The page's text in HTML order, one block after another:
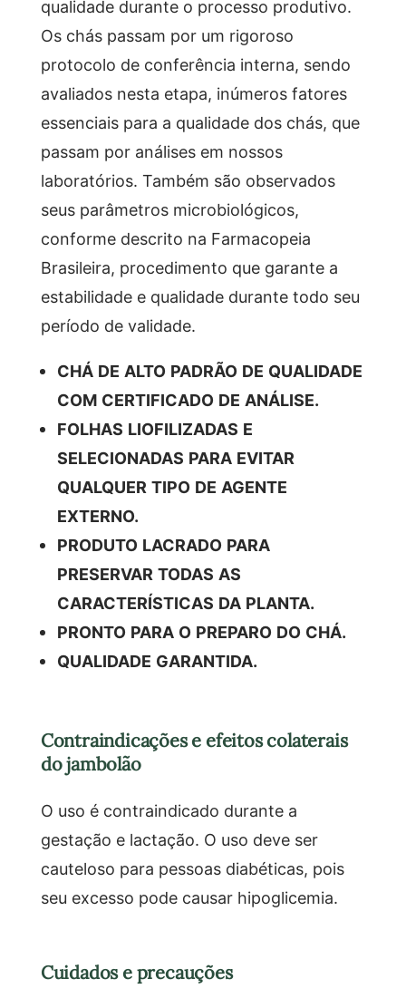
qualidade durante o processo produtivo.
Os chás passam por um rigoroso
protocolo de conferência interna, sendo
avaliados nesta etapa, inúmeros fatores
essenciais para a qualidade dos chás, que
passam por análises em nossos
laboratórios. Também são observados
seus parâmetros microbiológicos,
conforme descrito na Farmacopeia
Brasileira, procedimento que garante a
estabilidade e qualidade durante todo seu
período de validade.
CHÁ DE ALTO PADRÃO DE QUALIDADE
COM CERTIFICADO DE ANÁLISE.
FOLHAS LIOFILIZADAS E
SELECIONADAS PARA EVITAR
QUALQUER TIPO DE AGENTE
EXTERNO.
PRODUTO LACRADO PARA
PRESERVAR TODAS AS
CARACTERÍSTICAS DA PLANTA.
PRONTO PARA O PREPARO DO CHÁ.
QUALIDADE GARANTIDA.
Contraindicações e efeitos colaterais
do jambolão
O uso é contraindicado durante a
gestação e lactação. O uso deve ser
cauteloso para pessoas diabéticas, pois
seu excesso pode causar hipoglicemia.
Cuidados e precauções